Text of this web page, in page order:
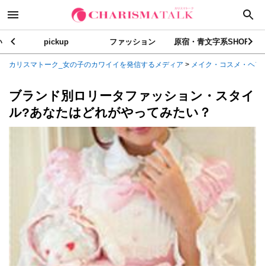
pickup ファッション 原宿・青文字系SHOP
カリスマトーク_女の子のカワイイを発信するメディア > メイク・コスメ・ヘア
ブランド別ロリータファッション・スタイ
ル?あなたはどれがやってみたい？